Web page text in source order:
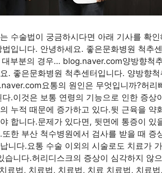
수술법이 궁금하시다면 아래 기사를 확
입니다. 안녕하세요. 좋은문화병원 척추
대부분의 경우… blog.naver.com양방향척
. 좋은문화병원 척추센터입니다. 양방향
요통의 원인은 무엇입니까?허리
.이것은 보통 연령의 기능으로 인한 증상
누적 때문에 증가하고 있다.뒷 근육을 약
합니다.문제가 있다면, 뒷면에 통증이 있
한 부산 척수병원에서 검사를 받을 때 증
니다.요통 수술 이외의 시술로도 치료가
습니다.허리디스크의 증상이 심각하지 않
료법, 치료법, 치료법, 치료 치료법, 치료